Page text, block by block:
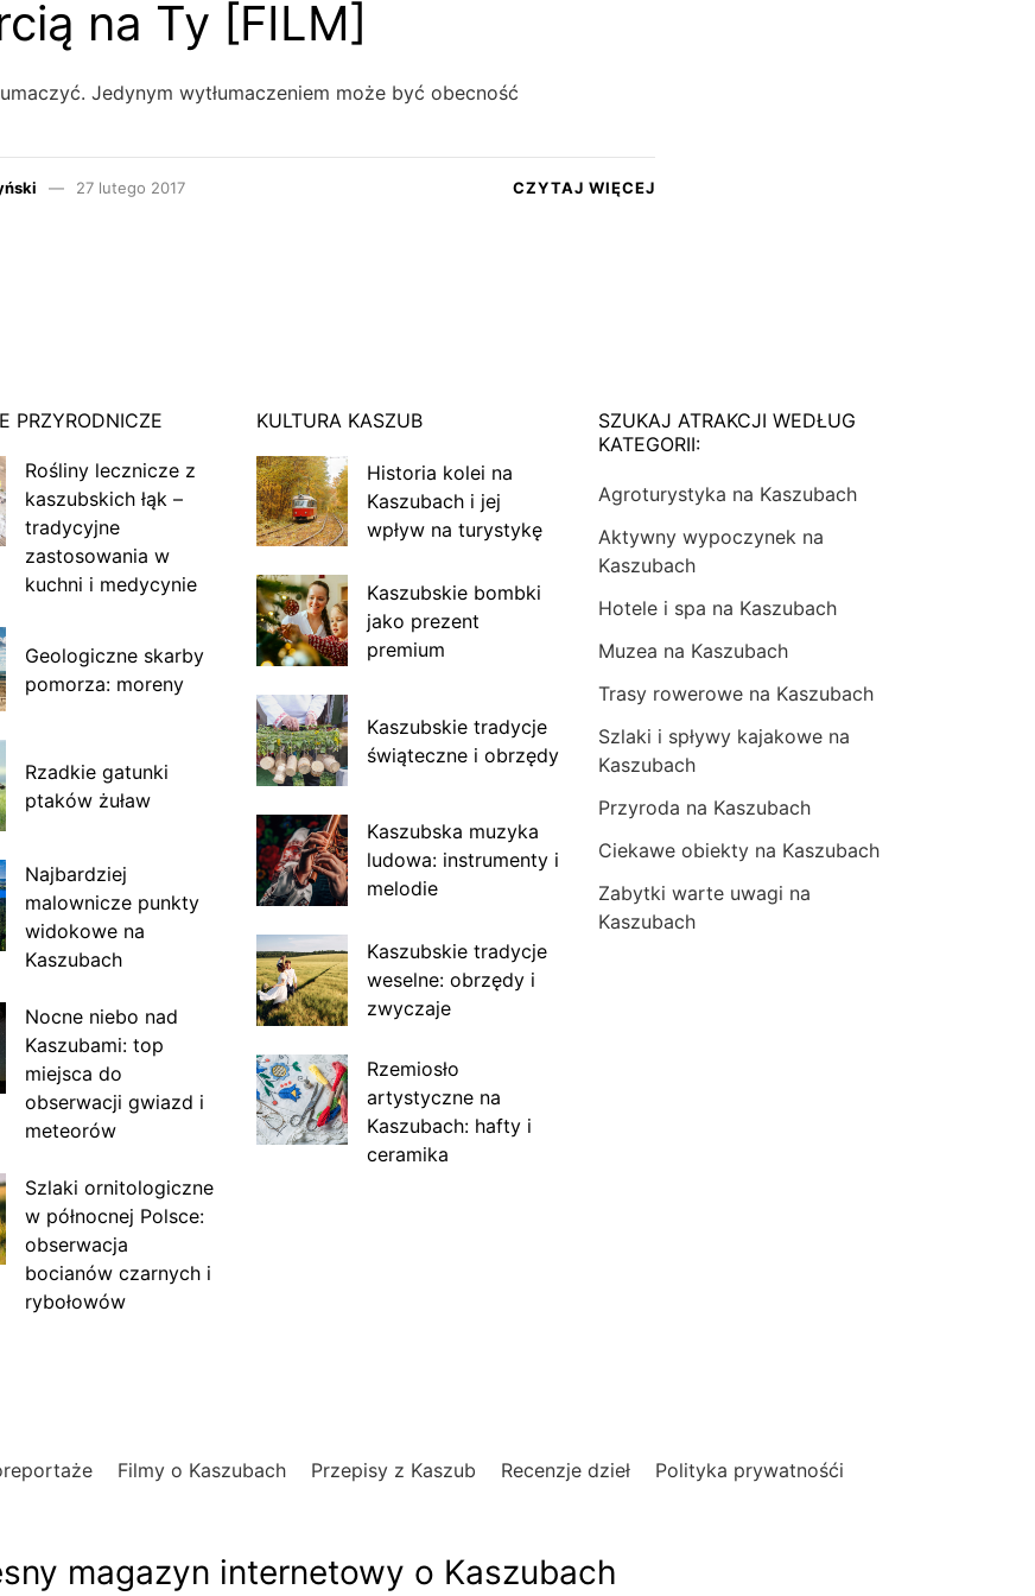
na Ty [FILM]
Jedynym wytłumaczeniem może być obecność
27 lutego 2017 CZYTAJ WIĘCEJ
PRZYRODNICZE
Rośliny lecznicze z
kaszubskich łąk –
tradycyjne
zastosowania w
kuchni i medycynie
Geologiczne skarby
pomorza: moreny
Rzadkie gatunki
ptaków żuław
Najbardziej
malownicze punkty
widokowe na
Kaszubach
Nocne niebo nad
Kaszubami: top
miejsca do
obserwacji gwiazd i
meteorów
Szlaki ornitologiczne
w północnej Polsce:
obserwacja
bocianów czarnych i
rybołowów
KULTURA KASZUB
Historia kolei na
Kaszubach i jej
wpływ na turystykę
Kaszubskie bombki
jako prezent
premium
Kaszubskie tradycje
świąteczne i obrzędy
Kaszubska muzyka
ludowa: instrumenty i
melodie
Kaszubskie tradycje
weselne: obrzędy i
zwyczaje
Rzemiosło
artystyczne na
Kaszubach: hafty i
ceramika
SZUKAJ ATRAKCJI WEDŁUG
KATEGORII:
Agroturystyka na Kaszubach
Aktywny wypoczynek na
Kaszubach
Hotele i spa na Kaszubach
Muzea na Kaszubach
Trasy rowerowe na Kaszubach
Szlaki i spływy kajakowe na
Kaszubach
Przyroda na Kaszubach
Ciekawe obiekty na Kaszubach
Zabytki warte uwagi na
Kaszubach
Filmy o Kaszubach Przepisy z Kaszub Recenzje dzieł Polityka prywatnośći
magazyn internetowy o Kaszubach